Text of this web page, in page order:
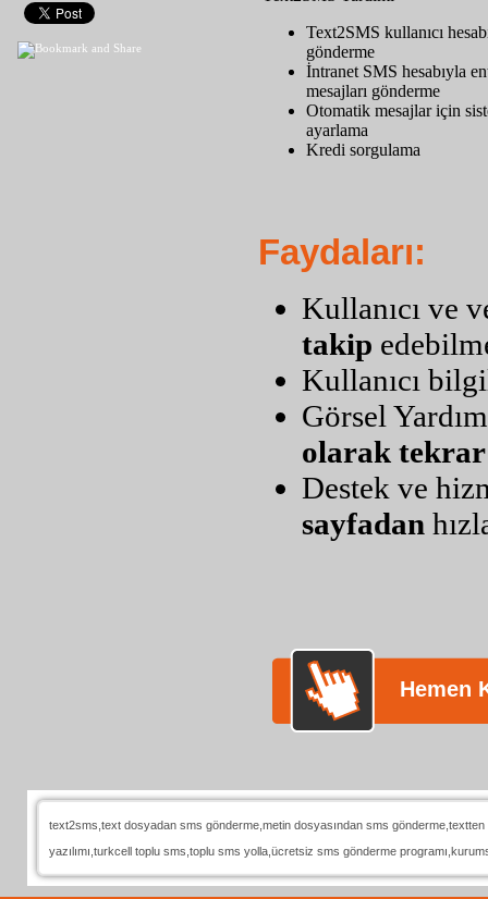
Text2SMS kullanıcı
gönderme
İntranet SMS hesabıyla
mesajları gönderme
Otomatik mesajlar için
ayarlama
Kredi sorgulama
Faydaları:
Kullanıcı ve
takip
Kullanıcı
Görsel
olarak
Destek ve
sayfadan
Hemen
text2sms,text dosyadan sms gönderme,metin dosyasından sms
yazılımı,turkcell toplu sms,toplu sms yolla,ücretsiz sms gönderme